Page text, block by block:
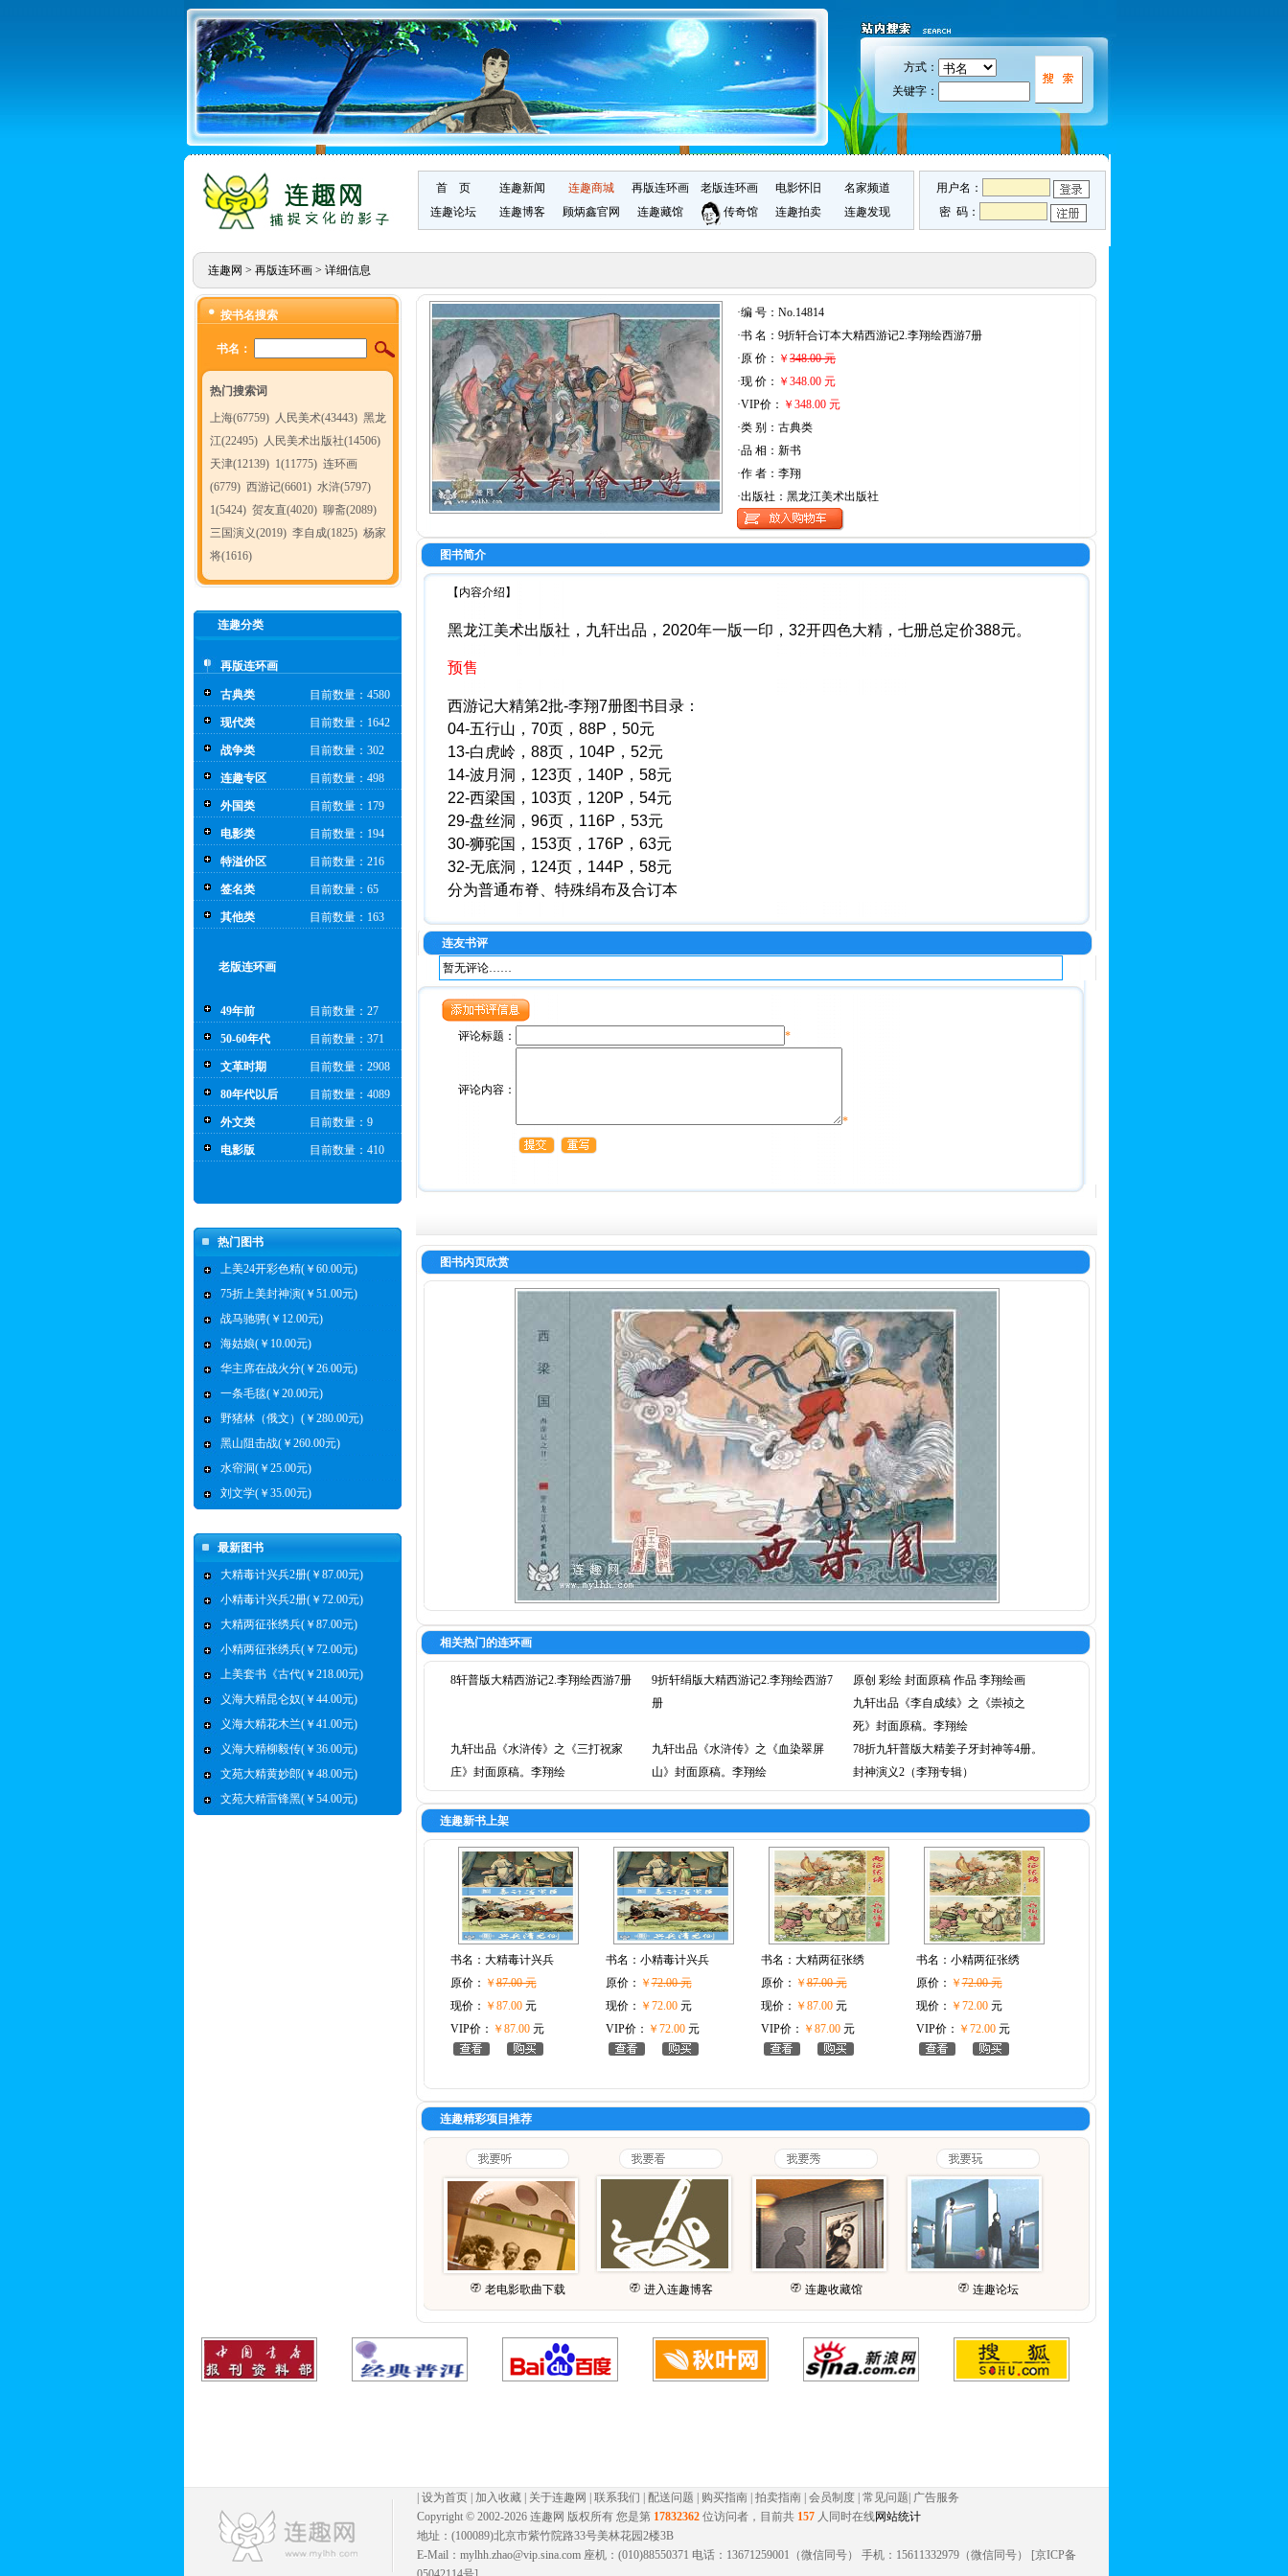
方式：
关键字：
首 页 连趣新闻 连趣商城 再版连环画 老版连环画 电影怀旧
名家频道
连趣论坛
连趣博客 顾炳鑫官网 连趣藏馆 传奇馆 连趣拍卖 连趣发现
用户名：
密 码：
连趣网 > 再版连环画> 详细信息
按书名搜索
书名：
热门搜索词
上海(67759) 人民美术(43443) 黑龙
江(22495) 人民美术出版社(14506)
天津(12139) 1(11775) 连环画
(6779) 西游记(6601) 水浒(5797)
1(5424) 贺友直(4020) 聊斋(2089)
三国演义(2019) 李自成(1825) 杨家
将(1616)
连趣分类
再版连环画
古典类 目前数量：4580
现代类 目前数量：1642
战争类 目前数量：302
连趣专区 目前数量：498
外国类 目前数量：179
电影类 目前数量：194
特溢价区 目前数量：216
签名类 目前数量：65
其他类 目前数量：163
老版连环画
49年前 目前数量：27
50-60年代 目前数量：371
文革时期 目前数量：2908
80年代以后 目前数量：4089
外文类 目前数量：9
电影版 目前数量：410
热门图书
上美24开彩色精(￥60.00元)
75折上美封神演(￥51.00元)
战马驰骋(￥12.00元)
海姑娘(￥10.00元)
华主席在战火分(￥26.00元)
一条毛毯(￥20.00元)
野猪林（俄文）(￥280.00元)
黑山阻击战(￥260.00元)
水帘洞(￥25.00元)
刘文学(￥35.00元)
最新图书
大精毒计兴兵2册(￥87.00元)
小精毒计兴兵2册(￥72.00元)
大精两征张绣兵(￥87.00元)
小精两征张绣兵(￥72.00元)
上美套书《古代(￥218.00元)
义海大精昆仑奴(￥44.00元)
义海大精花木兰(￥41.00元)
义海大精柳毅传(￥36.00元)
文苑大精黄妙郎(￥48.00元)
文苑大精雷锋黑(￥54.00元)
·编 号：No.14814
·书 名：9折轩合订本大精西游记2.李翔绘西游7册
·原 价： ￥ 348.00 元
·现 价： ￥348.00 元
·VIP价： ￥348.00 元
·类 别：古典类
·品 相：新书
·作 者：李翔
·出版社：黑龙江美术出版社
图书简介
【内容介绍】
黑龙江美术出版社，九轩出品，2020年一版一印，32开四色大精，七册总定价388元。
预售
西游记大精第2批-李翔7册图书目录：
04-五行山，70页，88P，50元
13-白虎岭，88页，104P，52元
14-波月洞，123页，140P，58元
22-西梁国，103页，120P，54元
29-盘丝洞，96页，116P，53元
30-狮驼国，153页，176P，63元
32-无底洞，124页，144P，58元
分为普通布脊、特殊绢布及合订本
连友书评
暂无评论……
评论标题： *
评论内容：
*
图书内页欣赏
相关热门的连环画
8轩普版大精西游记2.李翔绘西游7册
9折轩绢版大精西游记2.李翔绘西游7
册
原创 彩绘 封面原稿 作品 李翔绘画
九轩出品《李自成续》之《崇祯之
死》封面原稿。李翔绘
九轩出品《水浒传》之《三打祝家
庄》封面原稿。李翔绘
九轩出品《水浒传》之《血染翠屏
山》封面原稿。李翔绘
78折九轩普版大精姜子牙封神等4册。
封神演义2（李翔专辑）
连趣新书上架
书名： 大精毒计兴兵
原价： ￥87.00 元
现价： ￥87.00元
VIP价： ￥87.00元
书名： 小精毒计兴兵
原价： ￥72.00 元
现价： ￥72.00元
VIP价： ￥72.00元
书名： 大精两征张绣
原价： ￥87.00 元
现价： ￥87.00元
VIP价： ￥87.00元
书名： 小精两征张绣
原价： ￥72.00 元
现价： ￥72.00元
VIP价： ￥72.00元
连趣精彩项目推荐
老电影歌曲下载 进入连趣博客 连趣收藏馆 连趣论坛
设为首页 加入收藏 关于连趣网 联系我们 配送问题 购买指南 拍卖指南 会员制度 常见问题 广告服务
Copyright © 2002-2026 连趣网 版权所有 您是第 17832362 位访问者，目前共 157 人同时在线网站统计
地址：(100089)北京市紫竹院路33号美林花园2楼3B
E-Mail：mylhh.zhao@vip.sina.com 座机：(010)88550371 电话：13671259001（微信同号） 手机：15611332979（微信同号） [京ICP备